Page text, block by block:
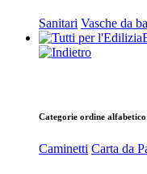
Sanitari Vasche da
Categorie ordine alfabetico
Caminetti Carta da